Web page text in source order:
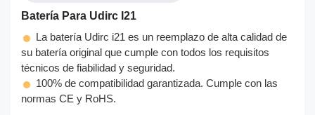
Batería Para Udirc I21
La batería Udirc i21 es un reemplazo de alta calidad de
su batería original que cumple con todos los requisitos
técnicos de fiabilidad y seguridad.
100% de compatibilidad garantizada. Cumple con las
normas CE y RoHS.